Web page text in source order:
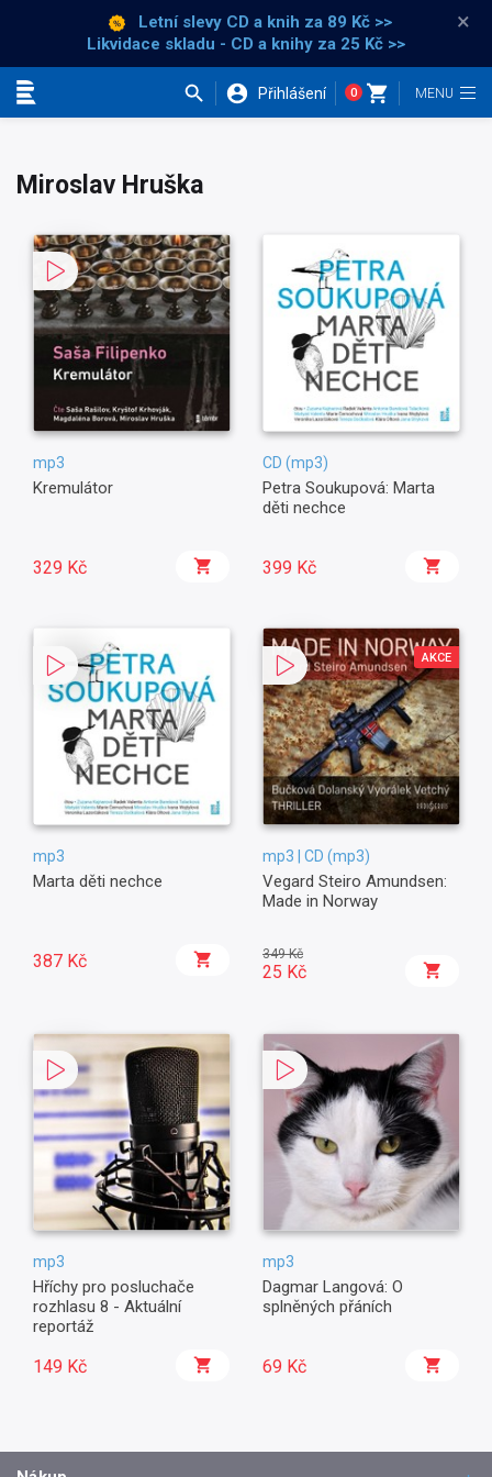
Letní slevy CD a knih za 89 Kč >>
Likvidace skladu - CD a knihy za 25 Kč >>
×
Přihlášení 0
Miroslav Hruška
mp3
Kremulátor
329 Kč
CD (mp3)
Petra Soukupová: Marta
děti nechce
399 Kč
mp3
Marta děti nechce
387 Kč
AKCE
mp3 | CD (mp3)
Vegard Steiro Amundsen:
Made in Norway
349 Kč
25 Kč
mp3
Hříchy pro posluchače
rozhlasu 8 - Aktuální
reportáž
149 Kč
mp3
Dagmar Langová: O
splněných přáních
69 Kč